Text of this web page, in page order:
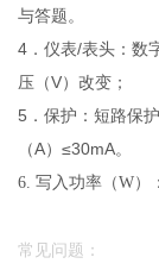
与答题。
4．仪表/表头：数
压（V）改变；
5．保护：短路保
（A）≤30mA。
6. 写入功率（W）：
常见问题：